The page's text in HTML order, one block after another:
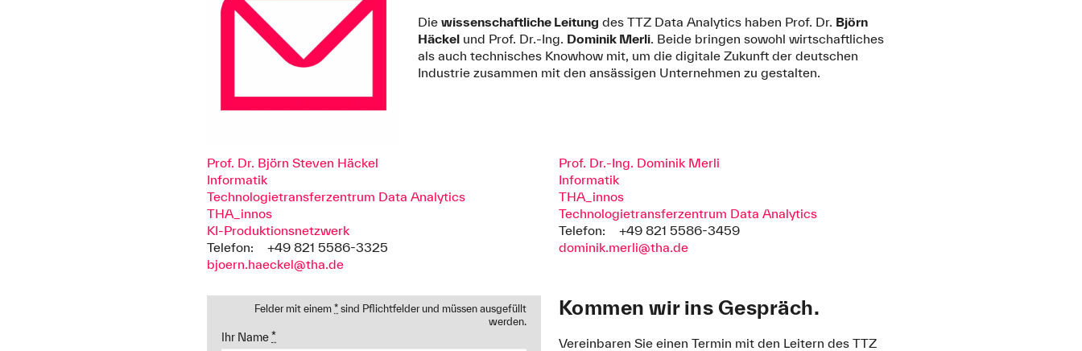
Diewissenschaftliche Leitung des TTZ Data Analytics haben Prof. Dr. Björn
Häckel und Prof. Dr.-Ing. Dominik Merli. Beide bringen sowohl wirtschaftliches
als auch technisches Knowhow mit, um die digitale Zukunft der deutschen
Industrie zusammen mit den ansässigen Unternehmen zu gestalten.
Prof. Dr. Björn Steven Häckel
Informatik
Technologietransferzentrum Data Analytics
THA_innos
KI-Produktionsnetzwerk
Telefon:
+49 821 5586-3325
bjoern.haeckel@tha.de
Prof. Dr.-Ing. Dominik Merli
Informatik
THA_innos
Technologietransferzentrum Data Analytics
Telefon:
+49 821 5586-3459
dominik.merli@tha.de
Felder mit einem* sind Pflichtfelder und müssen ausgefüllt
werden.
Ihr Name*
Kommen wir ins Gespräch.
Vereinbaren Sie einen Termin mit den Leitern des TTZ